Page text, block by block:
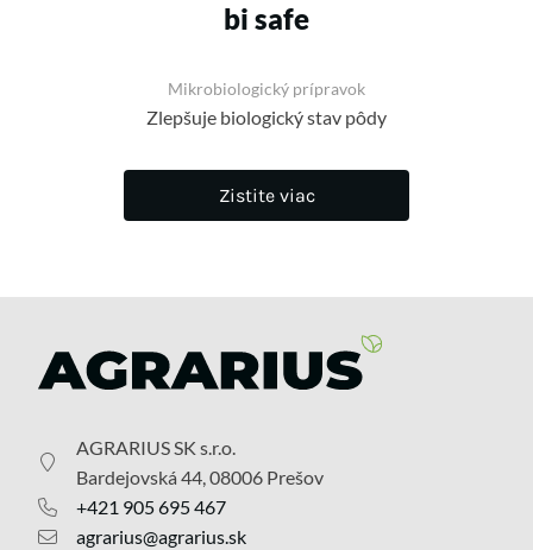
bi safe
Mikrobiologický prípravok
Zlepšuje biologický stav pôdy
Zistite viac
AGRARIUS SK s.r.o.
Bardejovská 44, 08006 Prešov
+421 905 695 467
agrarius@agrarius.sk